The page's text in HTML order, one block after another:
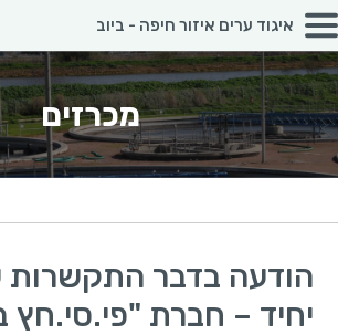
חפש:
הקלד מילת חיפוש
איגוד ערים איזור חיפה - ביוב
מכרזים
הודעה בדבר
יחיד – חברת